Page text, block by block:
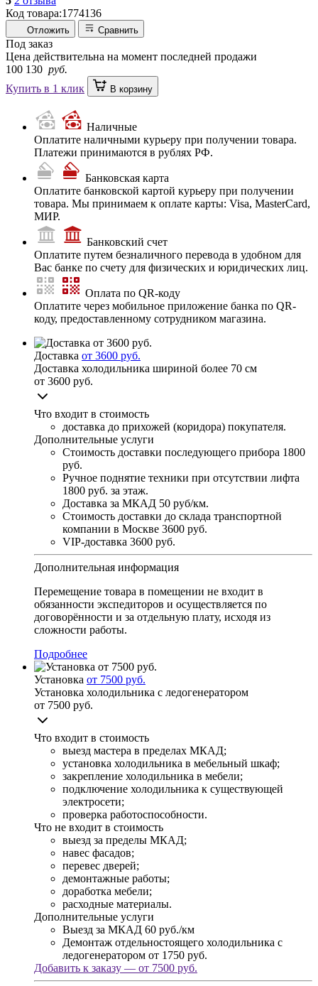
Код товара:1774136
Отложить Сравнить
Под заказ
Цена действительна на момент последней продажи
100 130 руб.
Купить в 1 клик
В корзину
Наличные
Оплатите наличными курьеру при получении товара.
Платежи принимаются в рублях РФ.
Банковская карта
Оплатите банковской картой курьеру при получении
товара. Мы принимаем к оплате карты: Visa, MasterCard,
МИР.
Банковский счет
Оплатите путем безналичного перевода в удобном для
Вас банке по счету для физических и юридических лиц.
Оплата по QR-коду
Оплатите через мобильное приложение банка по QR-
коду, предоставленному сотрудником магазина.
Доставка от 3600 руб.
Доставка холодильника шириной более 70 см
от 3600 руб.
Что входит в стоимость
доставка до прихожей (коридора) покупателя.
Дополнительные услуги
Стоимость доставки последующего прибора 1800
руб.
Ручное поднятие техники при отсутствии лифта
1800 руб. за этаж.
Доставка за МКАД 50 руб/км.
Стоимость доставки до склада транспортной
компании в Москве 3600 руб.
VIP-доставка 3600 руб.
Дополнительная информация
Перемещение товара в помещении не входит в
обязанности экспедиторов и осуществляется по
договорённости и за отдельную плату, исходя из
сложности работы.
Подробнее
Установка от 7500 руб.
Установка холодильника с ледогенератором
от 7500 руб.
Что входит в стоимость
выезд мастера в пределах МКАД;
установка холодильника в мебельный шкаф;
закрепление холодильника в мебели;
подключение холодильника к существующей
электросети;
проверка работоспособности.
Что не входит в стоимость
выезд за пределы МКАД;
навес фасадов;
перевес дверей;
демонтажные работы;
доработка мебели;
расходные материалы.
Дополнительные услуги
Выезд за МКАД 60 руб./км
Демонтаж отдельностоящего холодильника с
ледогенератором от 1750 руб.
Добавить к заказу — от 7500 руб.